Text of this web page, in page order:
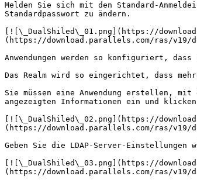
Melden Sie sich mit den Standard-
Standardpasswort zu ändern.
[![\_DualShiled\_01.png](https://
(https://download.parallels.com/ras/v19/
Anwendungen werden so konfiguriert,
Das Realm wird so eingerichtet, dass
Sie müssen eine Anwendung erstellen,
angezeigten Informationen ein und
[![\_DualShiled\_02.png](https://
(https://download.parallels.com/ras/v19/
Geben Sie die LDAP-Server-
[![\_DualShiled\_03.png](https://
(https://download.parallels.com/ras/v19/